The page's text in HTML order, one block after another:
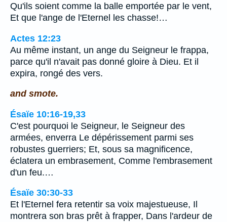
Qu'ils soient comme la balle emportée par le vent,
Et que l'ange de l'Eternel les chasse!…
Actes 12:23
Au même instant, un ange du Seigneur le frappa,
parce qu'il n'avait pas donné gloire à Dieu. Et il
expira, rongé des vers.
and smote.
Ésaïe 10:16-19,33
C'est pourquoi le Seigneur, le Seigneur des
armées, enverra Le dépérissement parmi ses
robustes guerriers; Et, sous sa magnificence,
éclatera un embrasement, Comme l'embrasement
d'un feu.…
Ésaïe 30:30-33
Et l'Eternel fera retentir sa voix majestueuse, Il
montrera son bras prêt à frapper, Dans l'ardeur de